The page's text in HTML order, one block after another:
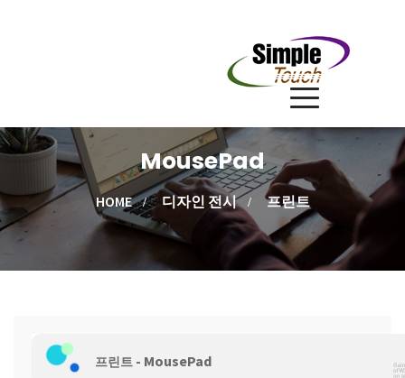
MousePad
HOME 디자인 전시 프린트
프린트 - MousePad